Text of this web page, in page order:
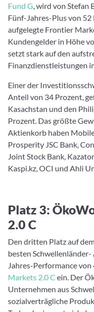
Fund G, wird von Stefan
Fünf-Jahres-Plus von
aufgelegte Frontier
Kundengelder in Höhe
setzt stark auf den
Finanzdienstleistungen
Einer der
Anteil von 34 Prozent,
Kasachstan und den
Prozent. Das größte
Aktienkorb haben
Prosperity JSC Bank,
Joint Stock Bank,
Kaspi.kz, OCI und Ahli
Platz 3:
2.0 C
Den dritten Platz auf
besten
Jahres-Performance
Markets 2.0 C ein. Der
Unternehmen aus
sozialverträgliche